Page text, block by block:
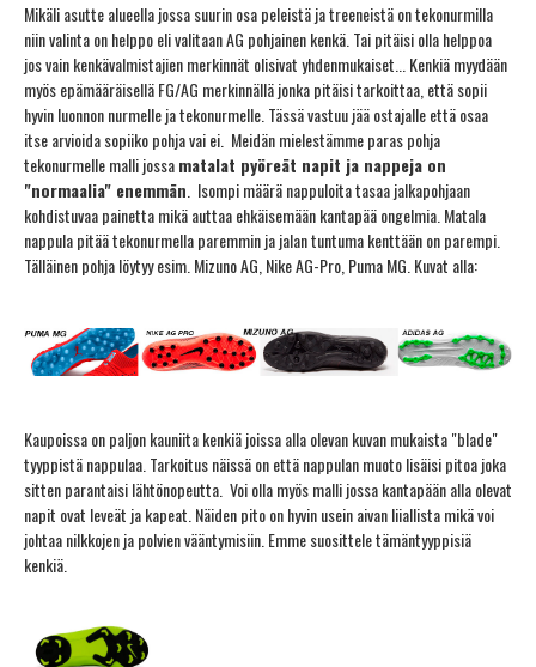
Mikäli asutte alueella jossa suurin osa peleistä ja treeneistä on tekonurmilla
niin valinta on helppo eli valitaan AG pohjainen kenkä. Tai pitäisi olla helppoa
jos vain kenkävalmistajien merkinnät olisivat yhdenmukaiset... Kenkiä myydään
myös epämääräisellä FG/AG merkinnällä jonka pitäisi tarkoittaa, että sopii
hyvin luonnon nurmelle ja tekonurmelle. Tässä vastuu jää ostajalle että osaa
itse arvioida sopiiko pohja vai ei. Meidän mielestämme paras pohja
tekonurmelle malli jossamatalat pyöreät napit ja nappeja on
"normaalia" enemmän . Isompi määrä nappuloita tasaa jalkapohjaan
kohdistuvaa painetta mikä auttaa ehkäisemään kantapää ongelmia. Matala
nappula pitää tekonurmella paremmin ja jalan tuntuma kenttään on parempi.
Tälläinen pohja löytyy esim. Mizuno AG, Nike AG-Pro, Puma MG. Kuvat alla:
Kaupoissa on paljon kauniita kenkiä joissa alla olevan kuvan mukaista "blade"
tyyppistä nappulaa. Tarkoitus näissä on että nappulan muoto lisäisi pitoa joka
sitten parantaisi lähtönopeutta. Voi olla myös malli jossa kantapään alla olevat
napit ovat leveät ja kapeat. Näiden pito on hyvin usein aivan liiallista mikä voi
johtaa nilkkojen ja polvien vääntymisiin. Emme suosittele tämäntyyppisiä
kenkiä.